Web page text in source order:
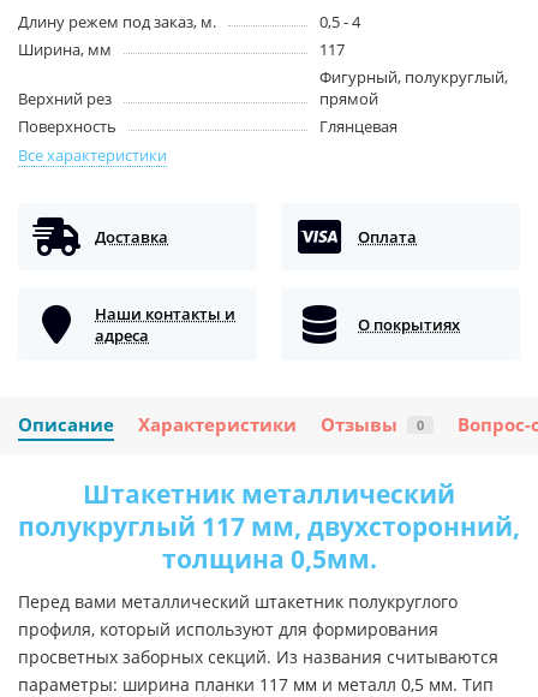
Длину режем под заказ, м.
0,5 - 4
Ширина, мм
117
Верхний рез
Фигурный, полукруглый,
прямой
Поверхность
Глянцевая
Все характеристики
Доставка Оплата
Наши контакты и
адреса
О покрытиях
Описание Характеристики Отзывы 0 Вопрос-
Штакетник металлический
полукруглый 117 мм, двухсторонний,
толщина 0,5мм.
Перед вами металлический штакетник полукруглого
профиля, который используют для формирования
просветных заборных секций. Из названия считываются
параметры: ширина планки 117 мм и металл 0,5 мм. Тип